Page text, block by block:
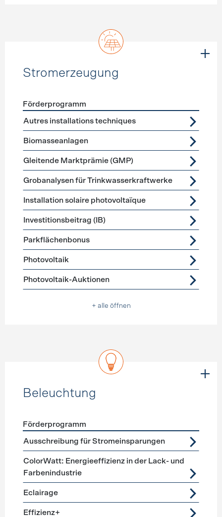
Stromerzeugung
Förderprogramme Stromerzeugung
Förderprogramm
Autres installations techniques
Biomasseanlagen
Gleitende Marktprämie (GMP)
Grobanalysen für Trinkwasserkraftwerke
Installation solaire photovoltaïque
Investitionsbeitrag (IB)
Parkflächenbonus
Photovoltaik
Photovoltaik-Auktionen
+ alle öffnen
Beleuchtung
Förderprogramme Beleuchtung
Förderprogramm
Ausschreibung für Stromeinsparungen
ColorWatt: Energieeffizienz in der Lack- und
Farbenindustrie
Eclairage
Effizienz+